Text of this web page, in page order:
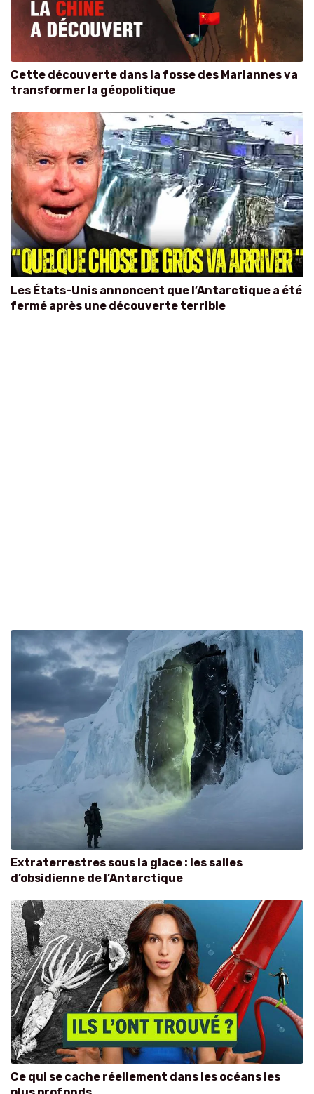
Cette découverte dans la fosse des Mariannes va
transformer la géopolitique
Les États-Unis annoncent que l’Antarctique a été
fermé après une découverte terrible
Extraterrestres sous la glace : les salles
d’obsidienne de l’Antarctique
Ce qui se cache réellement dans les océans les